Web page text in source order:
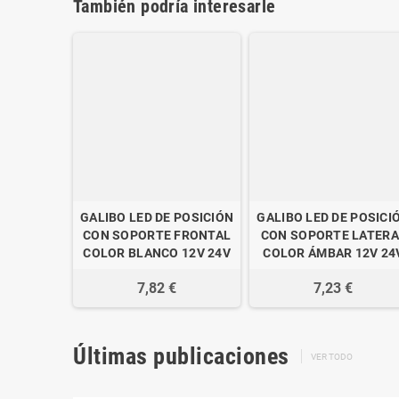
También podría interesarle
GALIBO LED DE POSICIÓN
CON SOPORTE FRONTAL
COLOR BLANCO 12V 24V
7,82 €
GALIBO LED DE
CON SOPORTE
COLOR ÁMBAR 12V
7,23 €
Últimas publicaciones VER TODO